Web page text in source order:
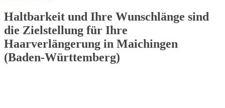
Haltbarkeit und Ihre Wunschlänge sind
die Zielstellung für Ihre
Haarverlängerung in Maichingen
(Baden-Württemberg)